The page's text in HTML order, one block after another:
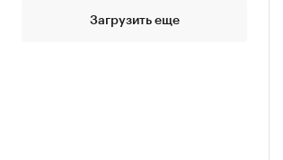
Загрузить еще